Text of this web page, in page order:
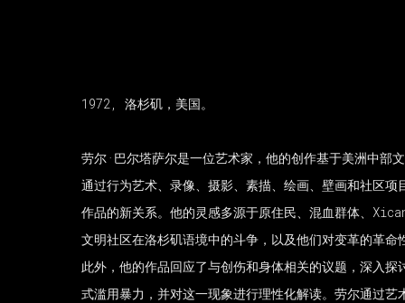
1972, 洛杉矶，美国。
劳尔·巴尔塔萨尔是一位艺术家，他的创作基于美洲中部
通过行为艺术、录像、摄影、素描、绘画、壁画和社区
作品的新关系。他的灵感多源于原住民、混血群体、
文明社区在洛杉矶语境中的斗争，以及他们对变革的革命
此外，他的作品回应了与创伤和身体相关的议题，深入
式滥用暴力，并对这一现象进行理性化解读。劳尔通过